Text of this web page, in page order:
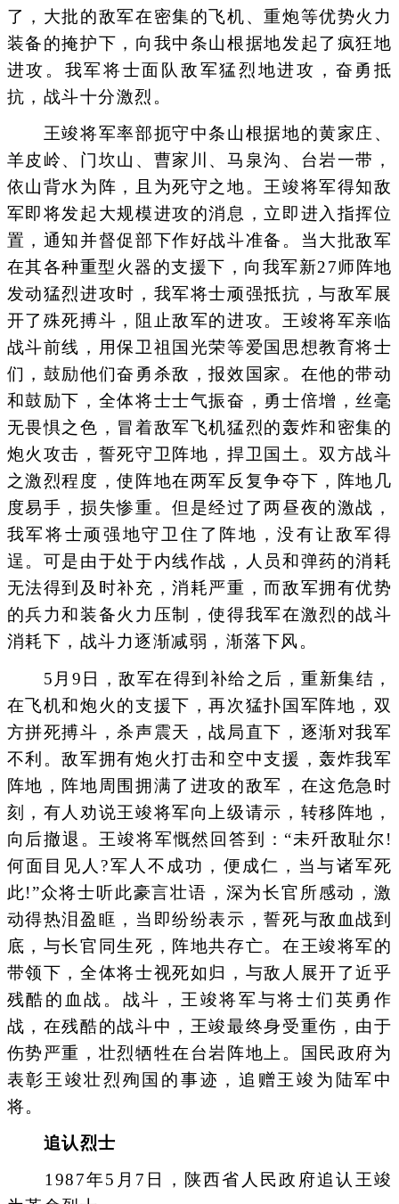
了，大批的敌军在密集的飞机、重炮等优势火力
装备的掩护下，向我中条山根据地发起了疯狂地
进攻。我军将士面队敌军猛烈地进攻，奋勇抵
抗，战斗十分激烈。
王竣将军率部扼守中条山根据地的黄家庄、
羊皮岭、门坎山、曹家川、马泉沟、台岩一带，
依山背水为阵，且为死守之地。王竣将军得知敌
军即将发起大规模进攻的消息，立即进入指挥位
置，通知并督促部下作好战斗准备。当大批敌军
在其各种重型火器的支援下，向我军新27师阵地
发动猛烈进攻时，我军将士顽强抵抗，与敌军展
开了殊死搏斗，阻止敌军的进攻。王竣将军亲临
战斗前线，用保卫祖国光荣等爱国思想教育将士
们，鼓励他们奋勇杀敌，报效国家。在他的带动
和鼓励下，全体将士士气振奋，勇士倍增，丝毫
无畏惧之色，冒着敌军飞机猛烈的轰炸和密集的
炮火攻击，誓死守卫阵地，捍卫国土。双方战斗
之激烈程度，使阵地在两军反复争夺下，阵地几
度易手，损失惨重。但是经过了两昼夜的激战，
我军将士顽强地守卫住了阵地，没有让敌军得
逞。可是由于处于内线作战，人员和弹药的消耗
无法得到及时补充，消耗严重，而敌军拥有优势
的兵力和装备火力压制，使得我军在激烈的战斗
消耗下，战斗力逐渐减弱，渐落下风。
5月9日，敌军在得到补给之后，重新集结，
在飞机和炮火的支援下，再次猛扑国军阵地，双
方拼死搏斗，杀声震天，战局直下，逐渐对我军
不利。敌军拥有炮火打击和空中支援，轰炸我军
阵地，阵地周围拥满了进攻的敌军，在这危急时
刻，有人劝说王竣将军向上级请示，转移阵地，
向后撤退。王竣将军慨然回答到：“未歼敌耻尔!
何面目见人?军人不成功，便成仁，当与诸军死
此!”众将士听此豪言壮语，深为长官所感动，激
动得热泪盈眶，当即纷纷表示，誓死与敌血战到
底，与长官同生死，阵地共存亡。在王竣将军的
带领下，全体将士视死如归，与敌人展开了近乎
残酷的血战。战斗，王竣将军与将士们英勇作
战，在残酷的战斗中，王竣最终身受重伤，由于
伤势严重，壮烈牺牲在台岩阵地上。国民政府为
表彰王竣壮烈殉国的事迹，追赠王竣为陆军中
将。
追认烈士
1987年5月7日，陕西省人民政府追认王竣